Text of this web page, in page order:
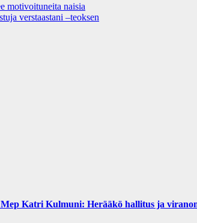
motivoituneita naisia
verstaastani –teoksen
Katri Kulmuni: Herääkö hallitus ja